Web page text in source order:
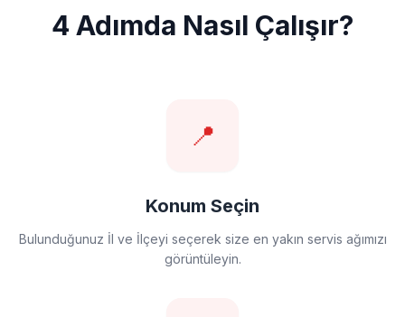
4 Adımda Nasıl Çalışır?
📍
Konum Seçin
Bulunduğunuz İl ve İlçeyi seçerek size en yakın servis ağımızı
görüntüleyin.